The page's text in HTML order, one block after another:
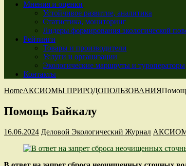
Мнения и оценки
Устойчивое развитие, аналитика
Статистика, мониторинг
Лидеры формирования экологической
Рейтинги
Товары и производители
Услуги и организации
Экологические маршруты и туроператоры
Контакты
HomeАКСИОМЫ ПРИРОДОПОЛЬЗОВАНИЯ
Помощь Байкалу
16.06.2024 Деловой Экологический Журнал